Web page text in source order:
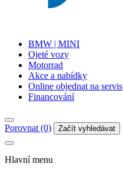
BMW | MINI
Ojeté vozy
Motorrad
Akce a nabídky
Online objednat na servis
Financování
Porovnat (0) Začít vyhledávat
Hlavní menu